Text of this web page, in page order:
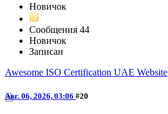
Новичок
Сообщения 44
Новичок
Записан
Awesome ISO Certification UAE Website
Авг. 06, 2026, 03:06 #20